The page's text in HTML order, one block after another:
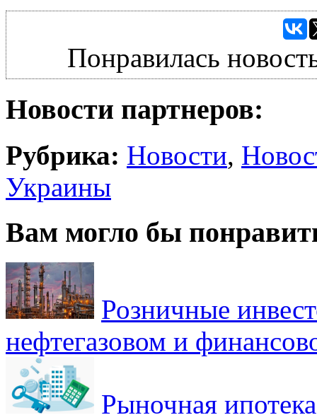
Понравилась
Новости партнеров:
Рубрика: Новости,
Украины
Вам могло бы
Розничные
нефтегазовом и
Рыночная